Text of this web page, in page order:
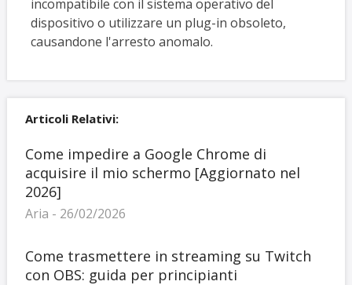
incompatibile con il sistema operativo del
dispositivo o utilizzare un plug-in obsoleto,
causandone l'arresto anomalo.
Articoli Relativi:
Come impedire a Google Chrome di
acquisire il mio schermo [Aggiornato nel
2026]
Aria - 26/02/2026
Come trasmettere in streaming su Twitch
con OBS: guida per principianti